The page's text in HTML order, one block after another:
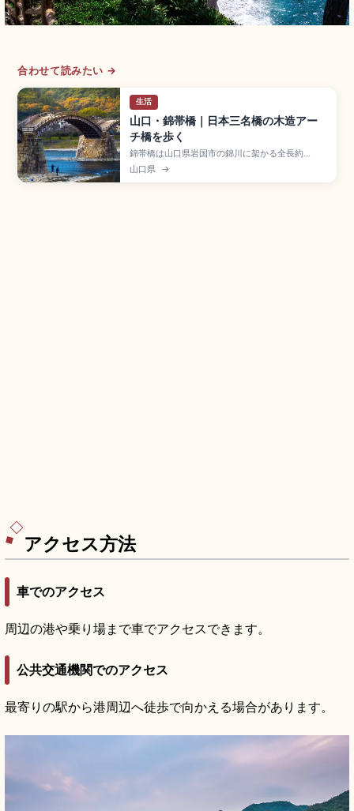
合わせて読みたい →
生活
山口・錦帯橋｜日本三名橋の木造アー
チ橋を歩く
錦帯橋は山口県岩国市の錦川に架かる全長約
193.3mの木造橋で、1673年に岩国藩主・吉川広
嘉が架けたと伝わる日本三名橋のひとつ。5連のア
山口県 →
アクセス方法
車でのアクセス
周辺の港や乗り場まで車でアクセスできます。
公共交通機関でのアクセス
最寄りの駅から港周辺へ徒歩で向かえる場合があります。